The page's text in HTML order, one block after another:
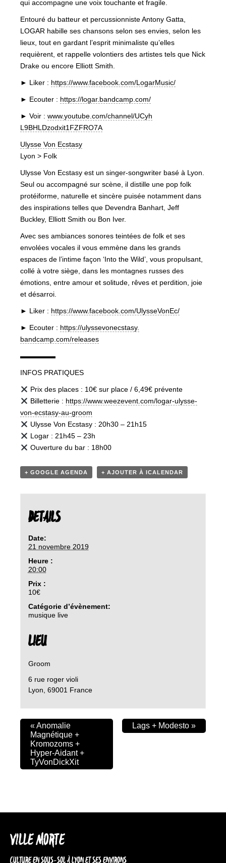
qui accompagne une voix touchante et fragile.
Entouré du batteur et percussionniste Antony Gatta,
LOGAR habille ses chansons selon ses envies, selon les
lieux, tout en gardant l’esprit minimaliste qu’elles
requièrent, et rappelle volontiers des artistes tels que Nick
Drake ou encore Elliott Smith.
► Liker : https://www.facebook.com/LogarMusic/
► Ecouter : https://logar.bandcamp.com/
► Voir : www.youtube.com/channel/UCyh
L9BHLDzodxit1FZFRO7A
Ulysse Von Ecstasy
Lyon > Folk
Ulysse Von Ecstasy est un singer-songwriter basé à Lyon.
Seul ou accompagné sur scène, il distille une pop folk
protéiforme, naturelle et sincère puisée notamment dans
des inspirations telles que Devendra Banhart, Jeff
Buckley, Elliott Smith ou Bon Iver.
Avec ses ambiances sonores teintées de folk et ses
envolées vocales il vous emmène dans les grands
espaces de l’intime façon ‘Into the Wild’, vous propulsant,
collé à votre siège, dans les montagnes russes des
émotions, entre amour et solitude, rêves et perdition, joie
et désarroi.
► Liker : https://www.facebook.com/UlysseVonEc/
► Ecouter : https://ulyssevonecstasy.
bandcamp.com/releases
▬▬▬▬▬
INFOS PRATIQUES
Prix des places : 10€ sur place / 6,49€ prévente
Billetterie : https://www.weezevent.com/logar-ulysse-
von-ecstasy-au-groom
Ulysse Von Ecstasy : 20h30 – 21h15
Logar : 21h45 – 23h
Ouverture du bar : 18h00
+ GOOGLE AGENDA + AJOUTER À ICALENDAR
DETAILS
Date:
21 novembre 2019
Heure :
20:00
Prix :
10€
Catégorie d’évènement:
musique live
LIEU
Groom
6 rue roger violi
Lyon 69001 France
«Anomalie
Magnétique +
Kromozoms +
Hyper-Aidant +
TyVonDickXit
Lags + Modesto »
VILLE MORTE
CULTURE EN SOUS-SOL À LYON ET SES ENVIRONS